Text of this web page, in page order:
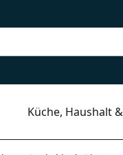
Küche, Haushalt